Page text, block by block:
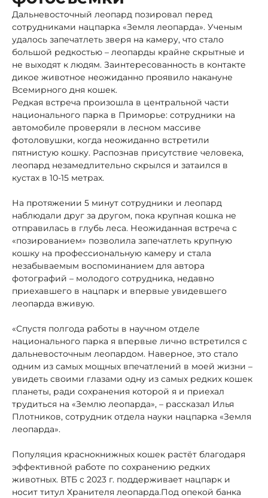
Дальневосточный леопард позировал перед
сотрудниками нацпарка «Земля леопарда». Ученым
удалось запечатлеть зверя на камеру, что стало
большой редкостью – леопарды крайне скрытные и
не выходят к людям. Заинтересованность в контакте
дикое животное неожиданно проявило накануне
Всемирного дня кошек.
Редкая встреча произошла в центральной части
национального парка в Приморье: сотрудники на
автомобиле проверяли в лесном массиве
фотоловушки, когда неожиданно встретили
пятнистую кошку. Распознав присутствие человека,
леопард незамедлительно скрылся и затаился в
кустах в 10-15 метрах.
На протяжении 5 минут сотрудники и леопард
наблюдали друг за другом, пока крупная кошка не
отправилась в глубь леса. Неожиданная встреча с
«позированием» позволила запечатлеть крупную
кошку на профессиональную камеру и стала
незабываемым воспоминанием для автора
фотографий – молодого сотрудника, недавно
приехавшего в нацпарк и впервые увидевшего
леопарда вживую.
«Спустя полгода работы в научном отделе
национального парка я впервые лично встретился с
дальневосточным леопардом. Наверное, это стало
одним из самых мощных впечатлений в моей жизни –
увидеть своими глазами одну из самых редких кошек
планеты, ради сохранения которой я и приехал
трудиться на «Землю леопарда», – рассказал Илья
Плотников, сотрудник отдела науки нацпарка «Земля
леопарда».
Популяция краснокнижных кошек растёт благодаря
эффективной работе по сохранению редких
животных. ВТБ с 2023 г. поддерживает нацпарк и
носит титул Хранителя леопарда.Под опекой банка